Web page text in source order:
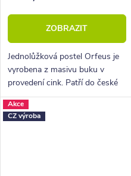
ZOBRAZIT
Jednolůžková postel Orfeus je
vyrobena z masivu buku v
provedení cink. Patří do české
výroby nábytkové řady
HappyBed. U postele Orfeus je
hlavní výhodou variabilita
Akce
CZ výroba